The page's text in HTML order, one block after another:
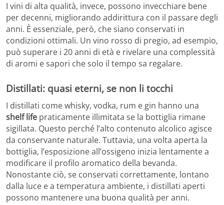
I vini di alta qualità, invece, possono invecchiare bene
per decenni, migliorando addirittura con il passare degli
anni. È essenziale, però, che siano conservati in
condizioni ottimali. Un vino rosso di pregio, ad esempio,
può superare i 20 anni di età e rivelare una complessità
di aromi e sapori che solo il tempo sa regalare.
Distillati: quasi eterni, se non li tocchi
I distillati come whisky, vodka, rum e gin hanno una
shelf life praticamente illimitata se la bottiglia rimane
sigillata. Questo perché l’alto contenuto alcolico agisce
da conservante naturale. Tuttavia, una volta aperta la
bottiglia, l’esposizione all’ossigeno inizia lentamente a
modificare il profilo aromatico della bevanda.
Nonostante ciò, se conservati correttamente, lontano
dalla luce e a temperatura ambiente, i distillati aperti
possono mantenere una buona qualità per anni.